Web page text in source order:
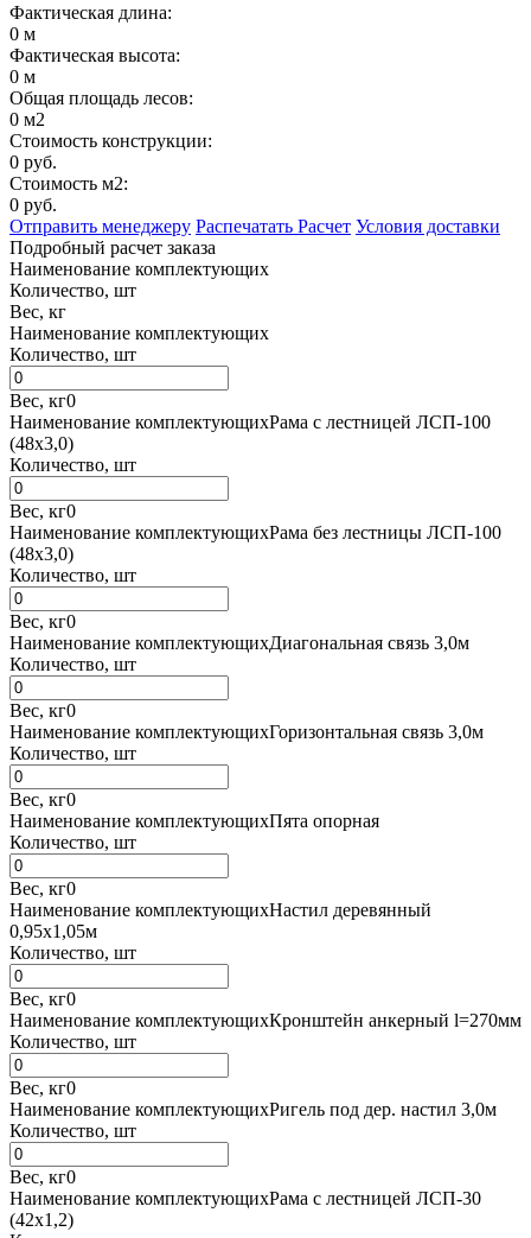
Фактическая длина:
0 м
Фактическая высота:
0 м
Общая площадь лесов:
0 м2
Стоимость конструкции:
0 руб.
Стоимость м2:
0 руб.
Отправить менеджеру Распечатать Расчет Условия доставки
Подробный расчет заказа
Наименование комплектующих
Количество, шт
Вес, кг
Наименование комплектующих
Количество, шт
Вес, кг0
Наименование комплектующихРама с лестницей ЛСП-100
(48х3,0)
Количество, шт
Вес, кг0
Наименование комплектующихРама без лестницы ЛСП-100
(48х3,0)
Количество, шт
Вес, кг0
Наименование комплектующихДиагональная связь 3,0м
Количество, шт
Вес, кг0
Наименование комплектующихГоризонтальная связь 3,0м
Количество, шт
Вес, кг0
Наименование комплектующихПята опорная
Количество, шт
Вес, кг0
Наименование комплектующихНастил деревянный
0,95х1,05м
Количество, шт
Вес, кг0
Наименование комплектующихКронштейн анкерный l=270мм
Количество, шт
Вес, кг0
Наименование комплектующихРигель под дер. настил 3,0м
Количество, шт
Вес, кг0
Наименование комплектующихРама с лестницей ЛСП-30
(42х1,2)